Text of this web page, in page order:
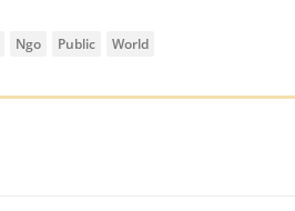
Ngo Public World